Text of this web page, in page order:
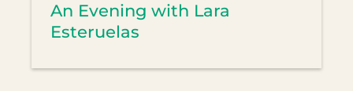
An Evening with Lara
Esteruelas